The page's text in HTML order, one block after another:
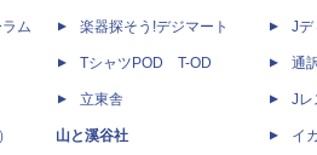
ム 楽器探そう!デジマート
TシャツPOD T-OD
立東舎
山と溪谷社
Jデ
通
Jレ
イ